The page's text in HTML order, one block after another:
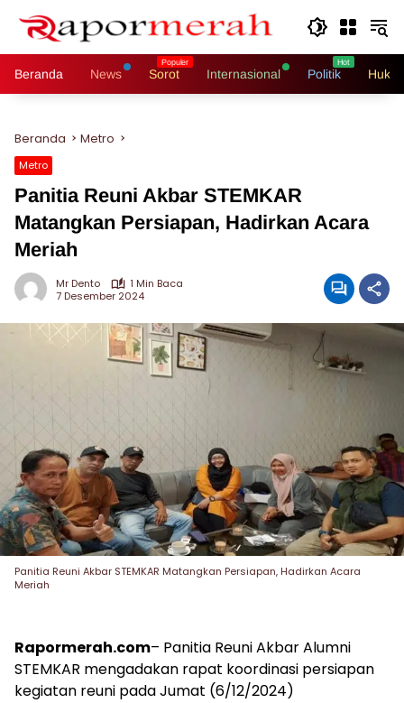
Beranda News Sorot Internasional Politik
Beranda Metro
Metro
Panitia Reuni Akbar STEMKAR
Matangkan Persiapan, Hadirkan Acara
Meriah
Mr Dento
1 Min Baca
7 Desember 2024
Panitia Reuni Akbar STEMKAR Matangkan Persiapan, Hadirkan Acara
Meriah
Rapormerah.com– Panitia Reuni Akbar Alumni
STEMKAR mengadakan rapat koordinasi persiapan
kegiatan reuni pada Jumat (6/12/2024)